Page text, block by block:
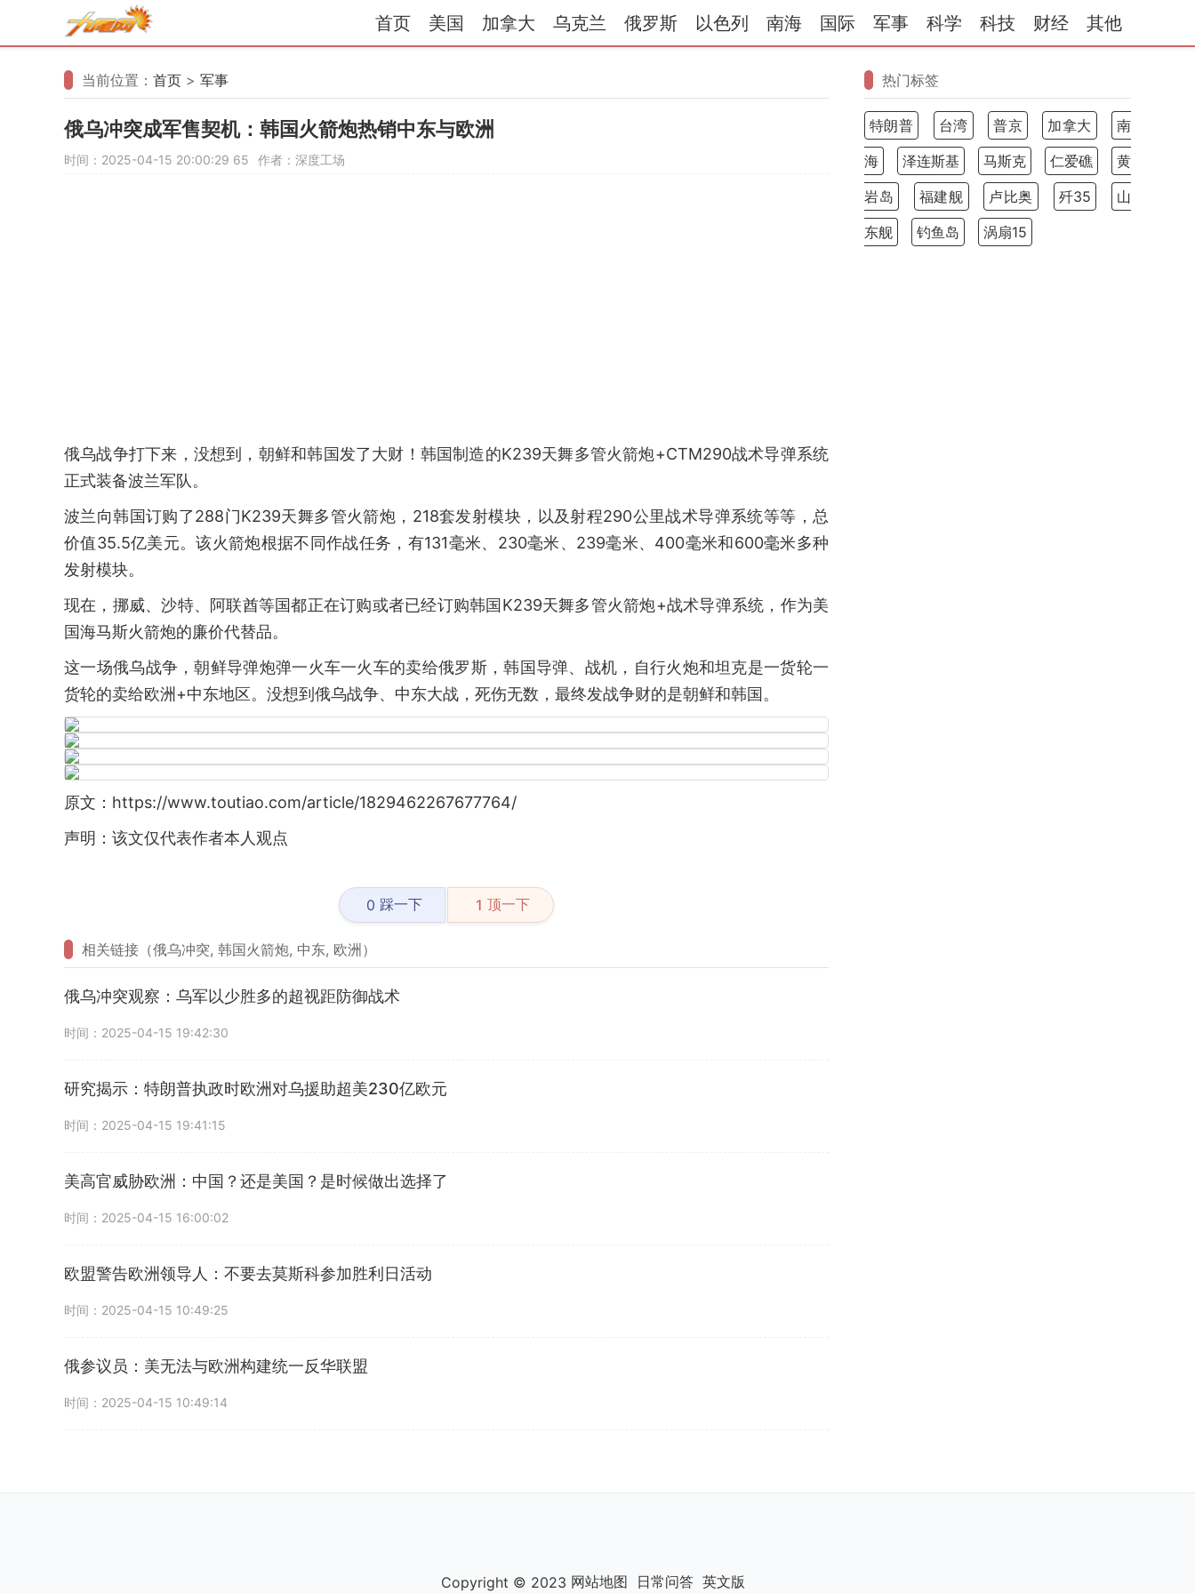
首页 美国 加拿大 乌克兰 俄罗斯 以色列 南海 国际 军事 科学 科技 财经 其他
当前位置： 首页 > 军事
俄乌冲突成军售契机：韩国火箭炮热销中东与欧洲
时间：2025-04-15 20:00:29 65 作者：深度工场
俄乌战争打下来，没想到，朝鲜和韩国发了大财！韩国制造的K239天舞多管火箭炮+CTM290战术导弹系统
正式装备波兰军队。
波兰向韩国订购了288门K239天舞多管火箭炮，218套发射模块，以及射程290公里战术导弹系统等等，总
价值35.5亿美元。该火箭炮根据不同作战任务，有131毫米、230毫米、239毫米、400毫米和600毫米多种
发射模块。
现在，挪威、沙特、阿联酋等国都正在订购或者已经订购韩国K239天舞多管火箭炮+战术导弹系统，作为美
国海马斯火箭炮的廉价代替品。
这一场俄乌战争，朝鲜导弹炮弹一火车一火车的卖给俄罗斯，韩国导弹、战机，自行火炮和坦克是一货轮一
货轮的卖给欧洲+中东地区。没想到俄乌战争、中东大战，死伤无数，最终发战争财的是朝鲜和韩国。
原文：https://www.toutiao.com/article/1829462267677764/
声明：该文仅代表作者本人观点
0 踩一下 1 顶一下
相关链接（俄乌冲突, 韩国火箭炮, 中东, 欧洲）
俄乌冲突观察：乌军以少胜多的超视距防御战术
时间：2025-04-15 19:42:30
研究揭示：特朗普执政时欧洲对乌援助超美230亿欧元
时间：2025-04-15 19:41:15
美高官威胁欧洲：中国？还是美国？是时候做出选择了
时间：2025-04-15 16:00:02
欧盟警告欧洲领导人：不要去莫斯科参加胜利日活动
时间：2025-04-15 10:49:25
俄参议员：美无法与欧洲构建统一反华联盟
时间：2025-04-15 10:49:14
热门标签
特朗普 台湾 普京 加拿大
南
海
泽连斯基 马斯克 仁爱礁
黄
岩岛
福建舰 卢比奥 歼35
山
东舰
钓鱼岛 涡扇15
Copyright © 2023 网站地图 日常问答 英文版